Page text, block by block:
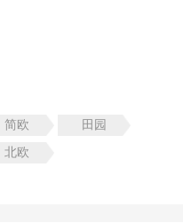
简欧 田园
北欧